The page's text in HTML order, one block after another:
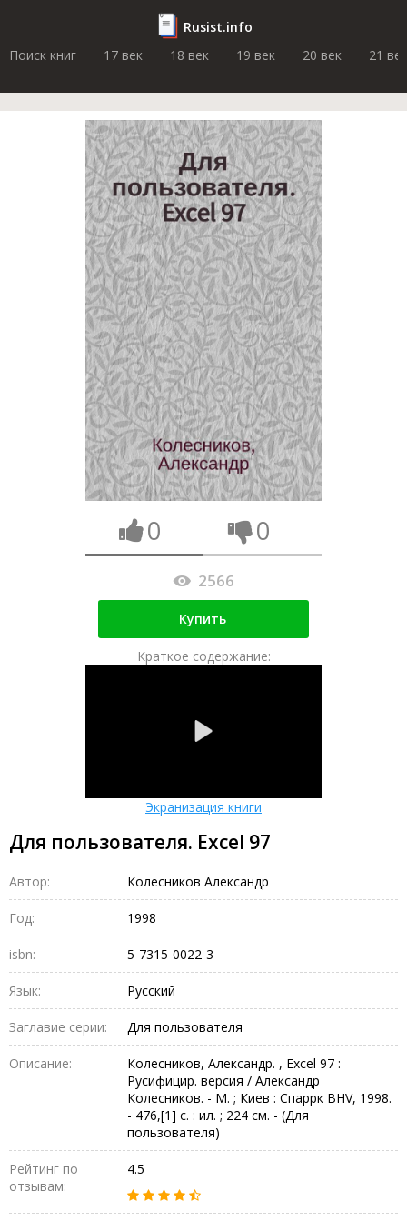
Rusist.info
Поиск книг
17 век 18 век 19 век 20 век 21 век
0 0
2566
Купить
Краткое содержание:
Экранизация книги
Для пользователя. Excel 97
Автор: Колесников Александр
Год: 1998
isbn: 5-7315-0022-3
Язык: Русский
Заглавие серии: Для пользователя
Описание:
Колесников, Александр. , Excel 97 :
Русифицир. версия / Александр
Колесников. - М. ; Киев : Спаррк BHV, 1998.
- 476,[1] с. : ил. ; 224 см. - (Для
пользователя)
Рейтинг по
отзывам:
4.5